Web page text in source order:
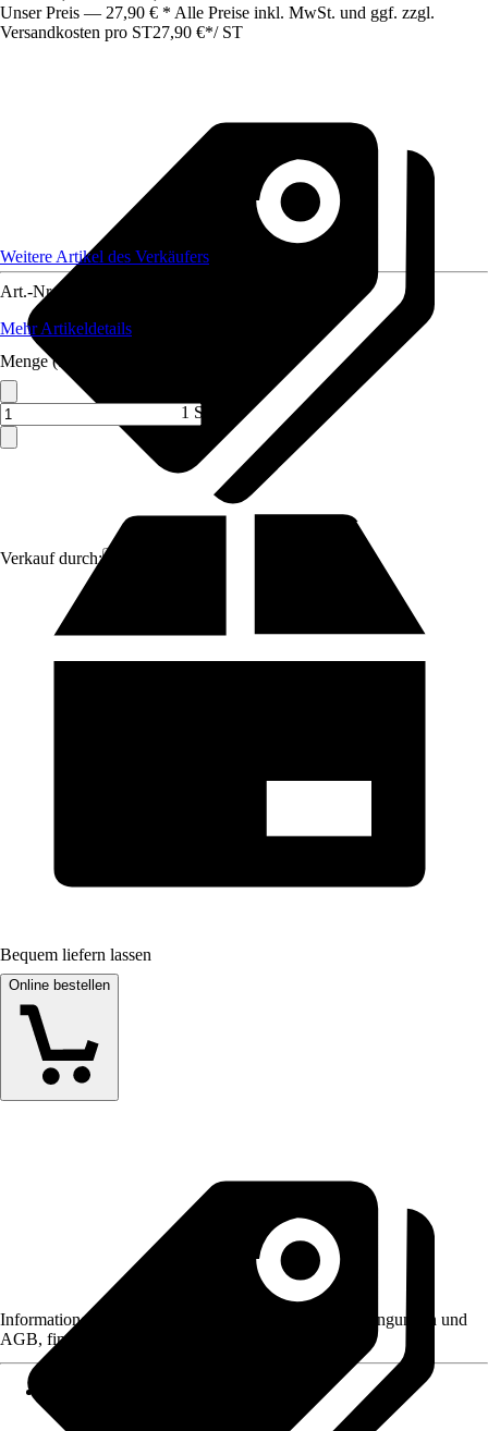
Unser Preis — 27,90 € * Alle Preise inkl. MwSt. und ggf. zzgl.
Versandkosten pro ST27,90 €*/ ST
Verkauf durch:
Weitere Artikel des Verkäufers
Art.-Nr.
Mehr Artikeldetails
Menge (ST)
1 ST
Bequem liefern lassen
Online bestellen
Informationen des Verkäufers, wie z. B. Rückgabebedingungen und
AGB, finden Sie bei Klick auf den Verkäufernamen.